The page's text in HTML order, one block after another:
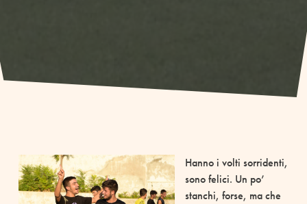
Hanno i volti sorridenti,
sono felici. Un po’
stanchi, forse, ma che